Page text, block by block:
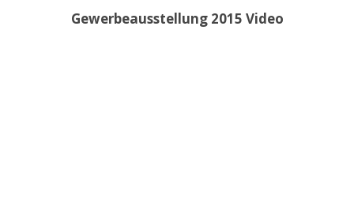
Gewerbeausstellung 2015 Video